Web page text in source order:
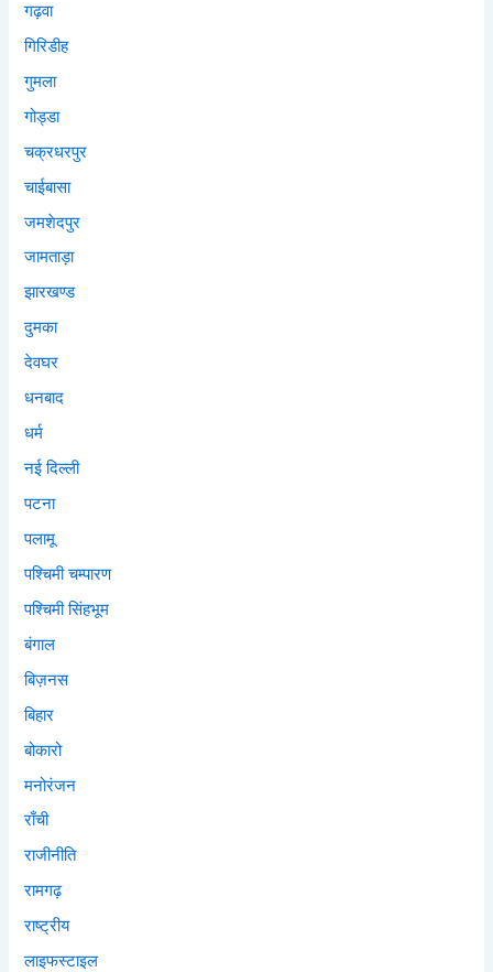
गढ़वा
गिरिडीह
गुमला
गोड्डा
चक्रधरपुर
चाईबासा
जमशेदपुर
जामताड़ा
झारखण्ड
दुमका
देवघर
धनबाद
धर्म
नई दिल्ली
पटना
पलामू
पश्चिमी चम्पारण
पश्चिमी सिंहभूम
बंगाल
बिज़नस
बिहार
बोकारो
मनोरंजन
राँची
राजीनीति
रामगढ़
राष्ट्रीय
लाइफस्टाइल